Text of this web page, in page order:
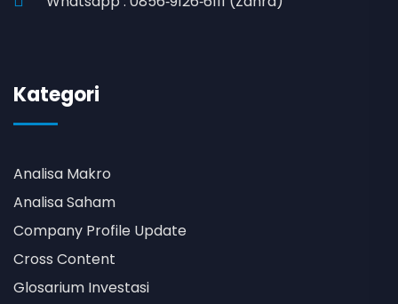
Kategori
Analisa Makro
Analisa Saham
Company Profile Update
Cross Content
Glosarium Investasi